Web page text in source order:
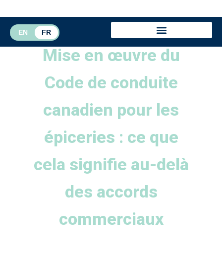
EN FR
Mise en œuvre du
Code de conduite
canadien pour les
épiceries : ce que
cela signifie au-delà
des accords
commerciaux